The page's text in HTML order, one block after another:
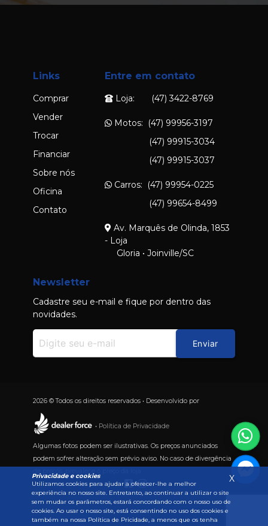
Links
Comprar
Vender
Trocar
Financiar
Sobre nós
Oficina
Contato
Entre em contato
Loja: (47) 3422-8769
Motos: (47) 99956-3197
(47) 99915-3034
(47) 99915-3037
Carros: (47) 99954-0225
(47) 99654-8499
Av. Marquês de Olinda, 1853
- Loja
Gloria • Joinville/SC
Newsletter
Cadastre seu e-mail e fique por dentro das
novidades.
Enviar
2026 © Todos os direitos reservados • Desenvolvido por
• Política de Privacidade
Algumas fotos podem ser ilustrativas. Os preços anunciados
podem sofrer alteração sem prévio aviso. No caso de divergência
X
Privacidade e cookies
Utilizamos cookies para ajudar a oferecer-lhe a melhor
experiência no nosso site. Entretanto, ao continuar a utilizar o site
sem mudar os parâmetros, estará concordando com o nosso uso de
cookies. Ao usar o nosso site, está consentindo no uso dos cookies e
também na nossa Política de Pricidade, a menos que os tenha